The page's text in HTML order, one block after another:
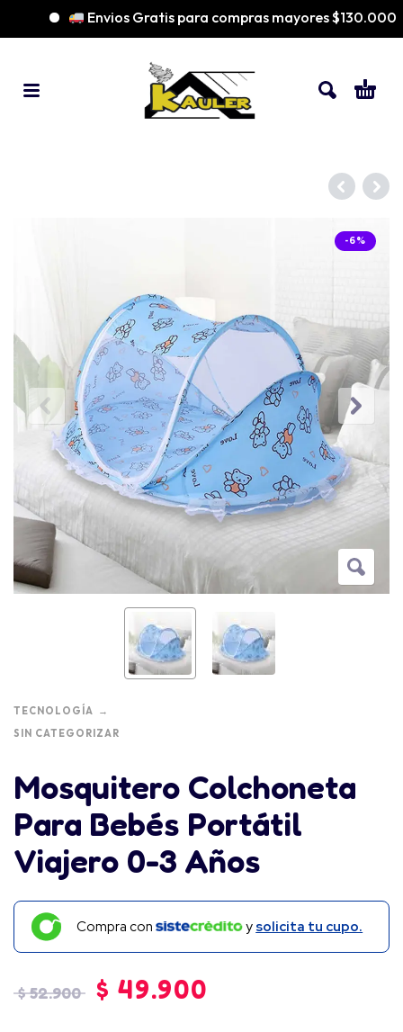
Envios Gratis para compras mayores $130.000
-6%
TECNOLOGÍA
SIN CATEGORIZAR
Mosquitero Colchoneta
Para Bebés Portátil
Viajero 0-3 Años
Compra con y solicita tu cupo.
$52.900 $ 49.900